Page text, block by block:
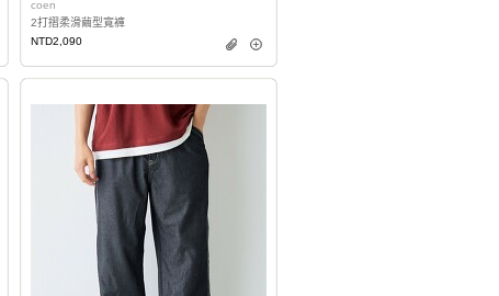
coen
2打摺柔滑繭型寬褲
NTD2,090